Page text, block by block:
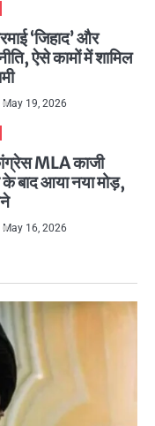
‘जिहाद’ और
ऐसे कामों में शामिल
May 19, 2026
MLA काजी
के बाद आया नया मोड़,
May 16, 2026